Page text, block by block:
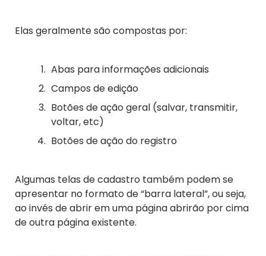
Elas geralmente são compostas por:
Abas para informações adicionais
Campos de edição
Botões de ação geral (salvar, transmitir,
voltar, etc)
Botões de ação do registro
Algumas telas de cadastro também podem se
apresentar no formato de “barra lateral”, ou seja,
ao invés de abrir em uma página abrirão por cima
de outra página existente.